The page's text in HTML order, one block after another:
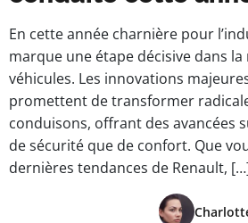
En cette année charnière pour
marque une étape décisive dans
véhicules. Les innovations
promettent de transformer
conduisons, offrant des avancées
de sécurité que de confort. Que
dernières tendances de Renault,